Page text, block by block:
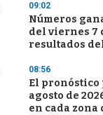
09:02
Números
del viernes 7
resultados
08:56
El pronóstico
agosto de
en cada